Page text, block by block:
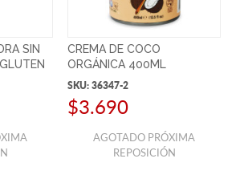
SIN
CREMA DE COCO
ORGÁNICA 400ML
SKU: 36347-2
$3.690
AGOTADO PRÓXIMA
REPOSICIÓN